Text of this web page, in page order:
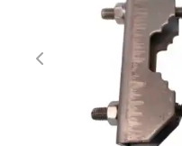
Previous